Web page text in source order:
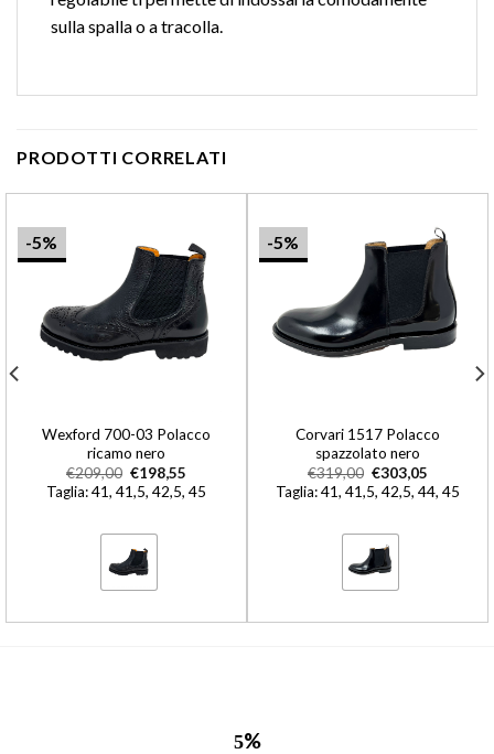
sulla spalla o a tracolla.
PRODOTTI CORRELATI
-5%
Wexford 700-03 Polacco
ricamo nero
€209,00 €198,55
Taglia: 41, 41,5, 42,5, 45
-5%
Corvari 1517 Polacco
spazzolato nero
€319,00 €303,05
Taglia: 41, 41,5, 42,5, 44, 45
5%